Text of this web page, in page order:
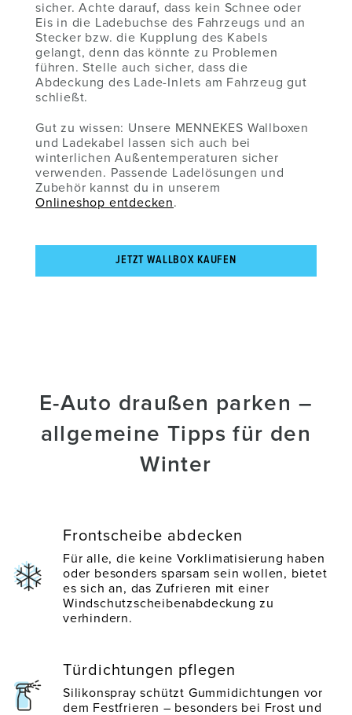
sicher. Achte darauf, dass kein Schnee oder
Eis in die Ladebuchse des Fahrzeugs und an
Stecker bzw. die Kupplung des Kabels
gelangt, denn das könnte zu Problemen
führen. Stelle auch sicher, dass die
Abdeckung des Lade-Inlets am Fahrzeug gut
schließt.
Gut zu wissen: Unsere MENNEKES Wallboxen
und Ladekabel lassen sich auch bei
winterlichen Außentemperaturen sicher
verwenden. Passende Ladelösungen und
Zubehör kannst du in unserem
Onlineshop entdecken.
JETZT WALLBOX KAUFEN
E-Auto draußen parken –
allgemeine Tipps für den
Winter
Frontscheibe abdecken
Für alle, die keine Vorklimatisierung haben
oder besonders sparsam sein wollen, bietet
es sich an, das Zufrieren mit einer
Windschutzscheibenabdeckung zu
verhindern.
Türdichtungen pflegen
Silikonspray schützt Gummidichtungen vor
dem Festfrieren – besonders bei Frost und